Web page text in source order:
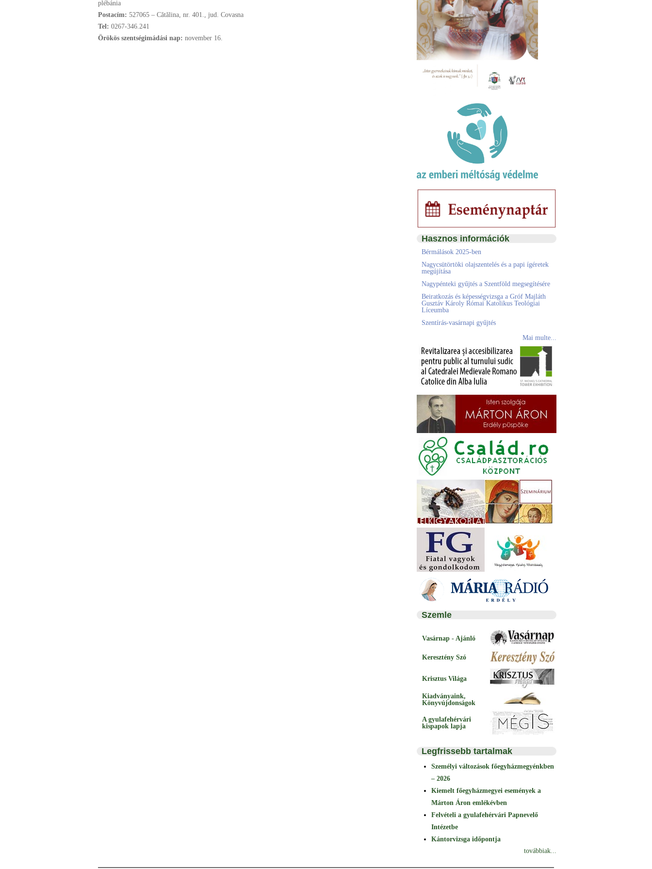
plébánia
Postacím: 527065 – Cătălina, nr. 401., jud. Covasna
Tel: 0267-346.241
Örökös szentségimádási nap: november 16.
Hasznos információk
Bérmálások 2025-ben
Nagycsütörtöki olajszentelés és a papi ígéretek
megújítása
Nagypénteki gyűjtés a Szentföld megsegítésére
Beiratkozás és képességvizsga a Gróf Majláth
Gusztáv Károly Római Katolikus Teológiai
Líceumba
Szentírás-vasárnapi gyűjtés
Mai multe...
Szemle
Vasárnap - Ajánló
Keresztény Szó
Krisztus Világa
Kiadványaink,
Könyvújdonságok
A gyulafehérvári
kispapok lapja
Legfrissebb tartalmak
Személyi változások főegyházmegyénkben
– 2026
Kiemelt főegyházmegyei események a
Márton Áron emlékévben
Felvételi a gyulafehérvári Papnevelő
Intézetbe
Kántorvizsga időpontja
továbbiak...